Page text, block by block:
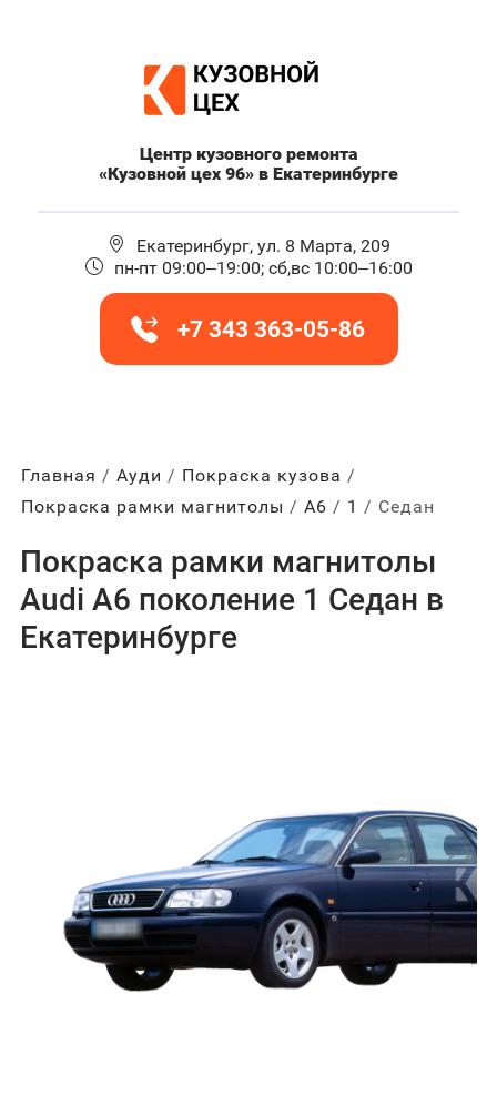
Центр кузовного ремонта
«Кузовной цех 96» в Екатеринбурге
Екатеринбург, ул. 8 Марта, 209
пн-пт 09:00–19:00; сб,вс 10:00–16:00
+7 343 363-05-86
Главная Ауди
Покраска кузова
Покраска рамки магнитолы
А6 1 Седан
Покраска рамки магнитолы
Audi A6 поколение 1 Седан в
Екатеринбурге